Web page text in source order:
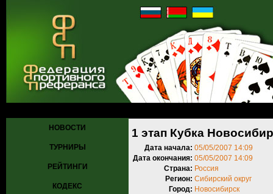
НОВОСТИ
ТУРНИРЫ
РЕЙТИНГИ
КОДЕКС
1 этап Кубка
Дата начала: 05/05/2007 14:09
Дата окончания: 05/05/2007 14:09
Страна: Россия
Регион: Сибирский округ
Город: Новосибирск